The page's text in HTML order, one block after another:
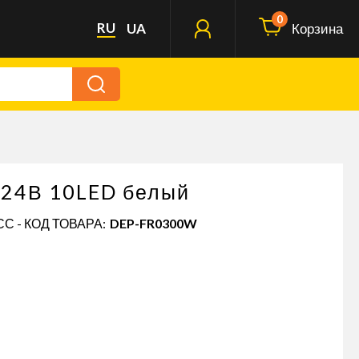
RU UA
0
Корзина
10LED белый
- КОД ТОВАРА: DEP-FR0300W